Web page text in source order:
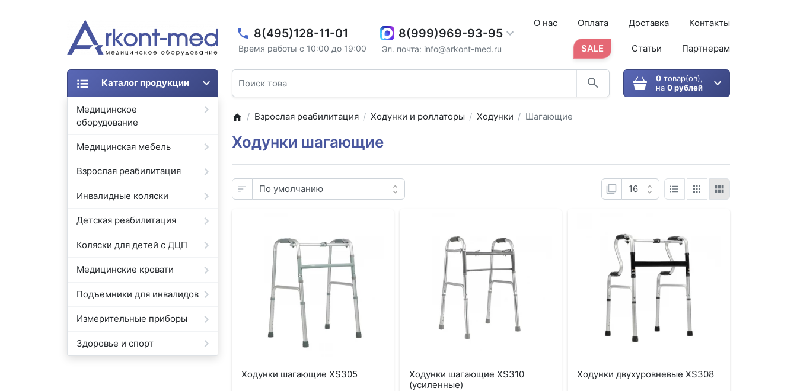
8(495)128-11-01
Время работы с 10:00 до 19:00
8(999)969-93-95
Эл. почта: info@arkont-med.ru
О нас Оплата Доставка Контакты
SALE Статьи Партнерам
0товар(ов),
на 0 рублей
Каталог продукции
Медицинское
оборудование
Медицинская мебель
Взрослая реабилитация
Инвалидные коляски
Детская реабилитация
Коляски для детей с ДЦП
Медицинские кровати
Подъемники для инвалидов
Измерительные приборы
Здоровье и спорт
Взрослая реабилитация Ходунки и роллаторы Ходунки Шагающие
Ходунки шагающие
Ходунки шагающие XS305
Ходунки шагающие XS310
(усиленные)
Ходунки двухуровневые XS308